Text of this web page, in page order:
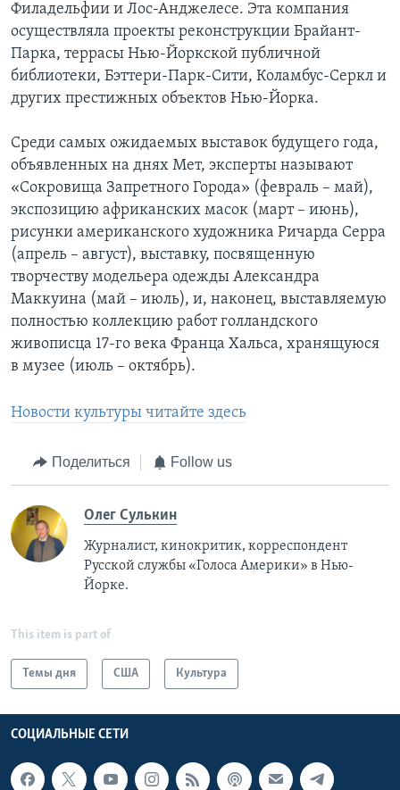
Филадельфии и Лос-Анджелесе. Эта компания
осуществляла проекты реконструкции Брайант-
Парка, террасы Нью-Йоркской публичной
библиотеки, Бэттери-Парк-Сити, Коламбус-Серкл и
других престижных объектов Нью-Йорка.
Среди самых ожидаемых выставок будущего года,
объявленных на днях Мет, эксперты называют
«Сокровища Запретного Города» (февраль – май),
экспозицию африканских масок (март – июнь),
рисунки американского художника Ричарда Серра
(апрель – август), выставку, посвященную
творчеству модельера одежды Александра
Маккуина (май – июль), и, наконец, выставляемую
полностью коллекцию работ голландского
живописца 17-го века Франца Хальса, хранящуюся
в музее (июль – октябрь).
Новости культуры читайте здесь
Поделиться Follow us
Олег Сулькин
Журналист, кинокритик, корреспондент
Русской службы «Голоса Америки» в Нью-
Йорке.
This item is part of
Темы дня США Культура
СОЦИАЛЬНЫЕ СЕТИ